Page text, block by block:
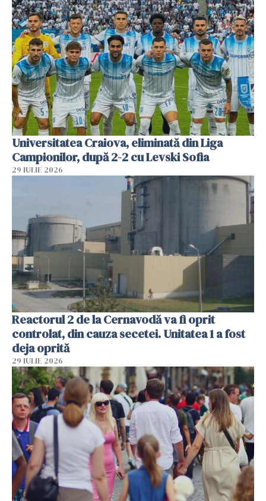
Universitatea Craiova, eliminată din Liga
Campionilor, după 2-2 cu Levski Sofia
29 IULIE 2026
Reactorul 2 de la Cernavodă va fi oprit
controlat, din cauza secetei. Unitatea 1 a fost
deja oprită
29 IULIE 2026